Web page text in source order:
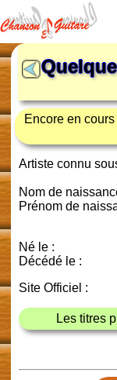
Encore en
Artiste connu
Nom de
Prénom de
Né le :
Décédé le :
Site Officiel :
Les titres